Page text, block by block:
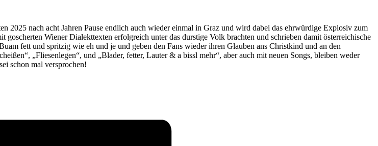
2025 nach acht Jahren Pause endlich auch wieder einmal in Graz und wird dabei das ehrwürdige Explosiv zum
Wiener Dialekttexten erfolgreich unter das durstige Volk brachten und schrieben damit österreichische
fett und spritzig wie eh und je und geben den Fans wieder ihren Glauben ans Christkind und an den
„Fliesenlegen“, und „Blader, fetter, Lauter & a bissl mehr“, aber auch mit neuen Songs, bleiben weder
schon mal versprochen!